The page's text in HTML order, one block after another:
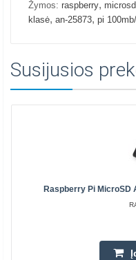
Žymos: raspberry, microsd
klasė, an-25873, pi
Susijusios
Raspberry Pi MicroSD